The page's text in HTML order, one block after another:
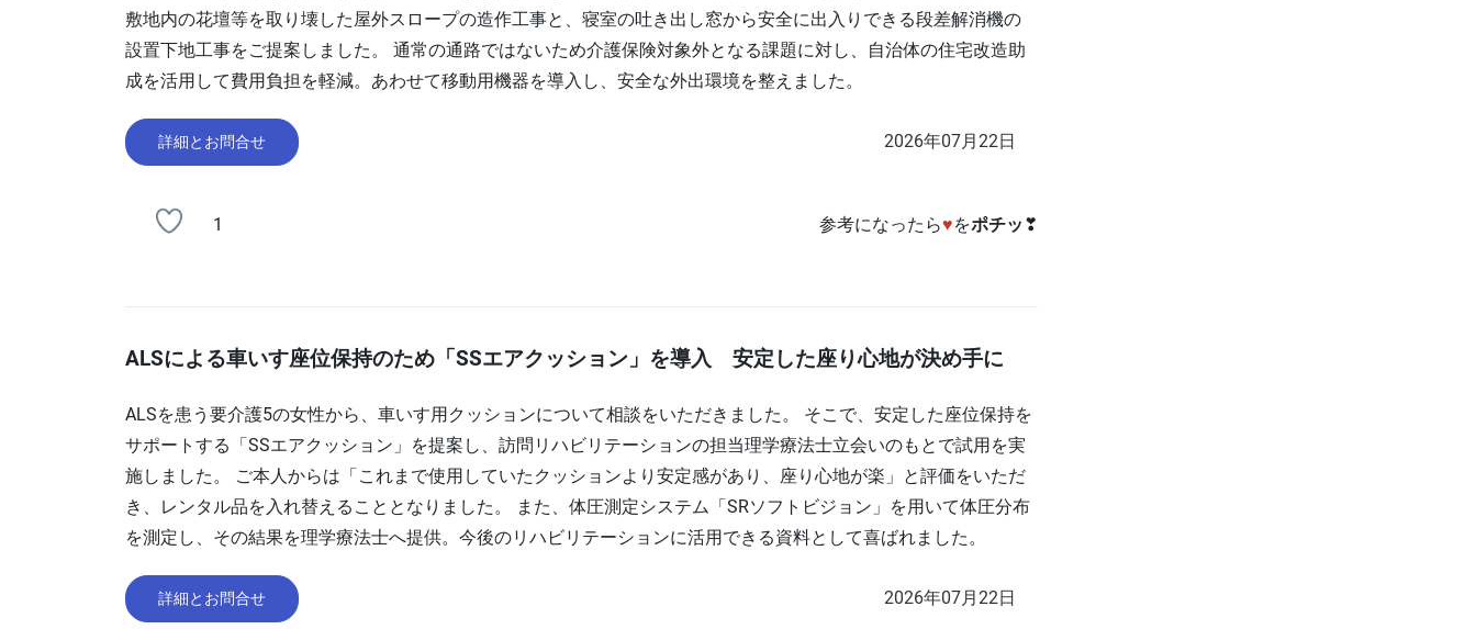
敷地内の花壇等を取り壊した屋外スロープの造作工事と、寝室の吐き出し窓から安全に出入りできる段差解消機の
設置下地工事をご提案しました。 通常の通路ではないため介護保険対象外となる課題に対し、自治体の住宅改造助
成を活用して費用負担を軽減。あわせて移動用機器を導入し、安全な外出環境を整えました。
詳細とお問合せ 2026年07月22日
1 参考になったら♥をポチッ ❣
ALSによる車いす座位保持のため「SSエアクッション」を導入 安定した座り心地が決め手に
ALSを患う要介護5の女性から、車いす用クッションについて相談をいただきました。 そこで、安定した座位保持を
サポートする「SSエアクッション」を提案し、訪問リハビリテーションの担当理学療法士立会いのもとで試用を実
施しました。 ご本人からは「これまで使用していたクッションより安定感があり、座り心地が楽」と評価をいただ
き、レンタル品を入れ替えることとなりました。 また、体圧測定システム「SRソフトビジョン」を用いて体圧分布
を測定し、その結果を理学療法士へ提供。今後のリハビリテーションに活用できる資料として喜ばれました。
詳細とお問合せ 2026年07月22日